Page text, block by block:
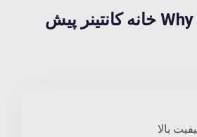
Why choose CDPH خانه کانتینر پیش
بالا